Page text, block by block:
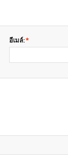
*
อีเมล์: